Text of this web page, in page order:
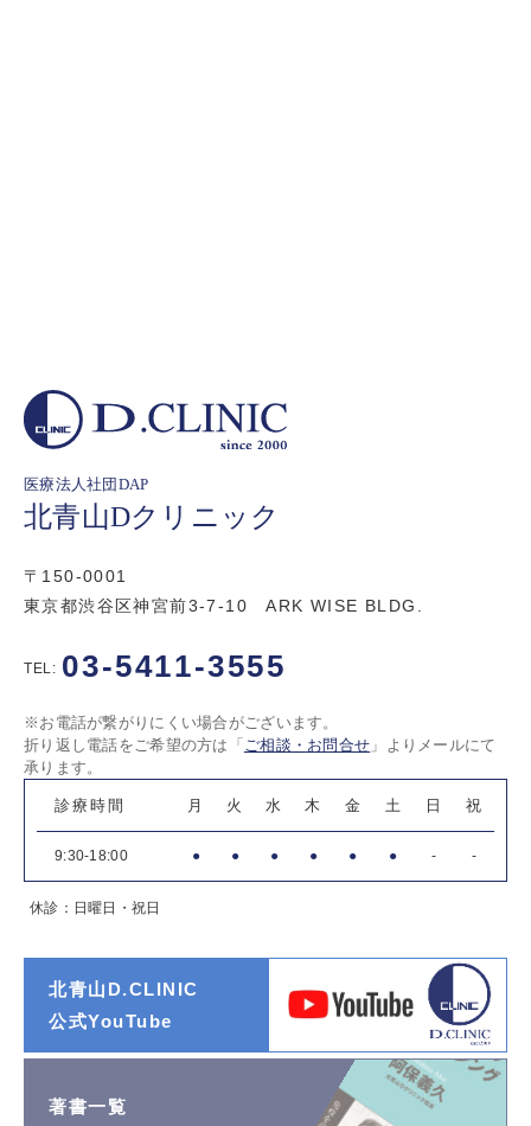
医療法人社団DAP
北青山Dクリニック
〒150-0001
東京都渋谷区神宮前3-7-10 ARK WISE BLDG.
TEL: 03-5411-3555
※お電話が繋がりにくい場合がございます。
折り返し電話をご希望の方は「 ご相談・お問合せ 」よりメールにて
承ります。
診療時間 月 火 水 木 金 土 日 祝
9:30-18:00 ● ● ● ● ● ● - -
休診：日曜日・祝日
北青山D.CLINIC
公式YouTube
著書一覧